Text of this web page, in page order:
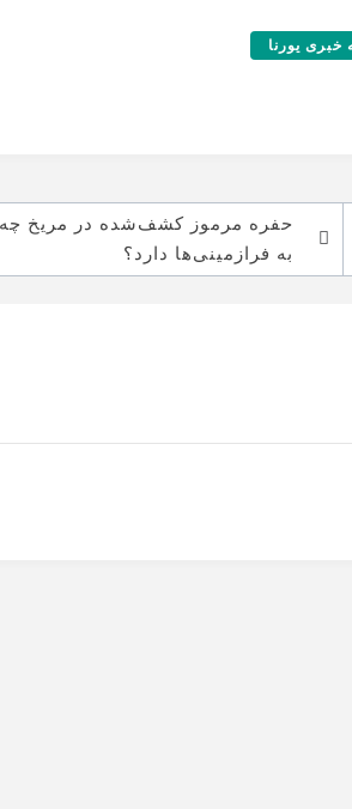
خبری یورنا
حفره مرموز کشف‌شده در مریخ چه
به فرازمینی‌ها دارد؟